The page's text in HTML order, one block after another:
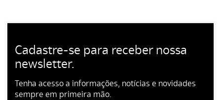
Cadastre-se para receber nossa
newsletter.
Tenha acesso a informações, notícias e novidades
sempre em primeira mão.